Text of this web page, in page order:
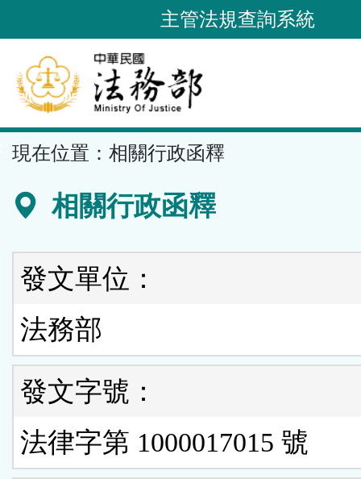
到
要
內
容
區
主管法規查詢系統
現在位置： 相關行政函釋
相關行政函釋
發文單位：
法務部
發文字號：
法律字第 1000017015 號